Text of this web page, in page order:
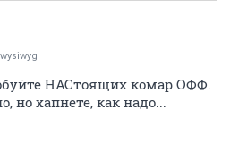
wysiwyg
НАСтоящих комар ОФФ.
но хапнете, как надо...